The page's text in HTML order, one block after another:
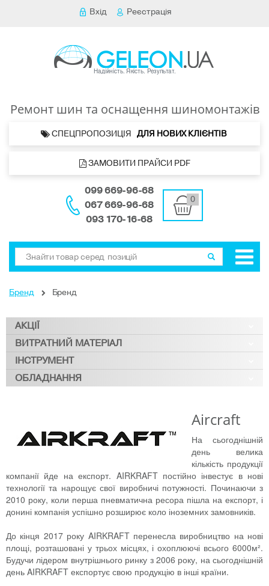
Вхід Реєстрація
Ремонт шин та оснащення шиномонтажів
СПЕЦПРОПОЗИЦІЯ ДЛЯ НОВИХ КЛІЄНТІВ
ЗАМОВИТИ ПРАЙСИ PDF
099 669-96-68
067 669-96-68
093 170-16-68
0
Бренд Бренд
АКЦІЇ
ВИТРАТНИЙ МАТЕРІАЛ
ІНСТРУМЕНТ
ОБЛАДНАННЯ
Aircraft
На сьогоднішній
день велика
кількість продукції
компанії йде на експорт. AIRKRAFT постійно інвестує в нові
технології та нарощує свої виробничі потужності. Починаючи з
2010 року, коли перша пневматична ресора пішла на експорт, і
донині компанія успішно розширює коло іноземних замовників.
До кінця 2017 року AIRKRAFT перенесла виробництво на нові
площі, розташовані у трьох місцях, і охоплюючі всього 6000м².
Будучи лідером внутрішнього ринку з 2006 року, на сьогоднішній
день AIRKRAFT експортує свою продукцію в інші країни.